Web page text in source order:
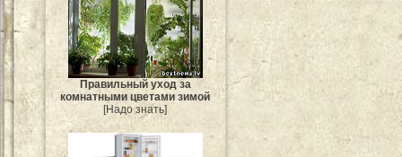
Правильный уход за
комнатными цветами зимой
[Надо знать]